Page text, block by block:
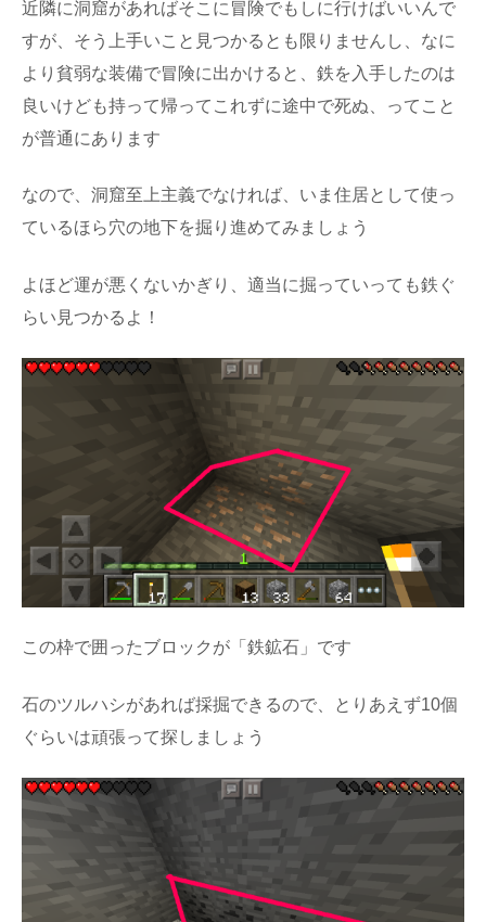
近隣に洞窟があればそこに冒険でもしに行けばいいんで
すが、そう上手いこと見つかるとも限りませんし、なに
より貧弱な装備で冒険に出かけると、鉄を入手したのは
良いけども持って帰ってこれずに途中で死ぬ、ってこと
が普通にあります
なので、洞窟至上主義でなければ、いま住居として使っ
ているほら穴の地下を掘り進めてみましょう
よほど運が悪くないかぎり、適当に掘っていっても鉄ぐ
らい見つかるよ！
この枠で囲ったブロックが「鉄鉱石」です
石のツルハシがあれば採掘できるので、とりあえず10個
ぐらいは頑張って探しましょう